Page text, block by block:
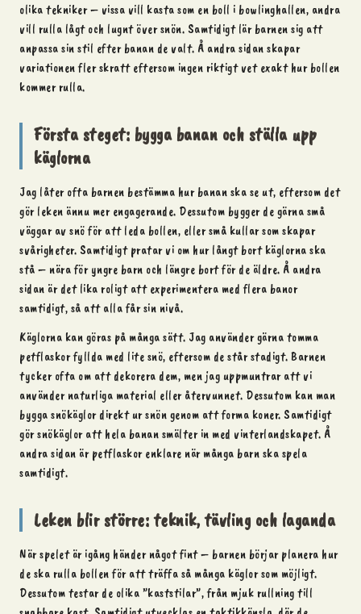
olika tekniker – vissa vill kasta som en boll i bowlinghallen, andra
vill rulla lågt och lugnt över snön. Samtidigt lär barnen sig att
anpassa sin stil efter banan de valt. Å andra sidan skapar
variationen fler skratt eftersom ingen riktigt vet exakt hur bollen
kommer rulla.
Första steget: bygga banan och ställa upp
käglorna
Jag låter ofta barnen bestämma hur banan ska se ut, eftersom det
gör leken ännu mer engagerande. Dessutom bygger de gärna små
väggar av snö för att leda bollen, eller små kullar som skapar
svårigheter. Samtidigt pratar vi om hur långt bort käglorna ska
stå – nära för yngre barn och längre bort för de äldre. Å andra
sidan är det lika roligt att experimentera med flera banor
samtidigt, så att alla får sin nivå.
Käglorna kan göras på många sätt. Jag använder gärna tomma
petflaskor fyllda med lite snö, eftersom de står stadigt. Barnen
tycker ofta om att dekorera dem, men jag uppmuntrar att vi
använder naturliga material eller återvunnet. Dessutom kan man
bygga snökäglor direkt ur snön genom att forma koner. Samtidigt
gör snökäglor att hela banan smälter in med vinterlandskapet. Å
andra sidan är petflaskor enklare när många barn ska spela
samtidigt.
Leken blir större: teknik, tävling och laganda
När spelet är igång händer något fint – barnen börjar planera hur
de ska rulla bollen för att träffa så många käglor som möjligt.
Dessutom testar de olika ”kaststilar”, från mjuk rullning till